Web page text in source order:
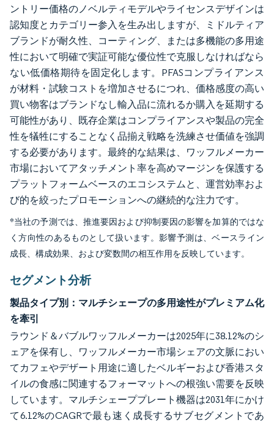
ントリー価格のノベルティモデルやライセンスデザインは
認知度とカテゴリー参入を生み出しますが、ミドルティア
ブランドが耐久性、コーティング、または多機能の多用途
性において明確で実証可能な優位性で克服しなければなら
ない低価格期待を固定化します。PFASコンプライアンス
が材料・試験コストを増加させるにつれ、価格感度の高い
買い物客はブランドなし輸入品に流れるか購入を延期する
可能性があり、既存企業はコンプライアンスや製品の完全
性を犠牲にすることなく品揃え戦略を洗練させ価値を強調
する必要があります。最終的な結果は、ワッフルメーカー
市場においてアタッチメント率を高めマージンを保護する
プラットフォームベースのエコシステムと、運営効率およ
び的を絞ったプロモーションへの継続的な注力です。
*当社の予測では、推進要因および抑制要因の影響を加算的ではな
く方向性のあるものとして扱います。影響予測は、ベースライン
成長、構成効果、および変数間の相互作用を反映しています。
セグメント分析
製品タイプ別：マルチシェープの多用途性がプレミアム化
を牽引
ラウンド＆バブルワッフルメーカーは2025年に38.12%のシ
ェアを保有し、ワッフルメーカー市場シェアの文脈におい
てカフェやデザート用途に適したベルギーおよび香港スタ
イルの食感に関連するフォーマットへの根強い需要を反映
しています。マルチシェーププレート機器は2031年にかけ
て6.12%のCAGRで最も速く成長するサブセグメントであ